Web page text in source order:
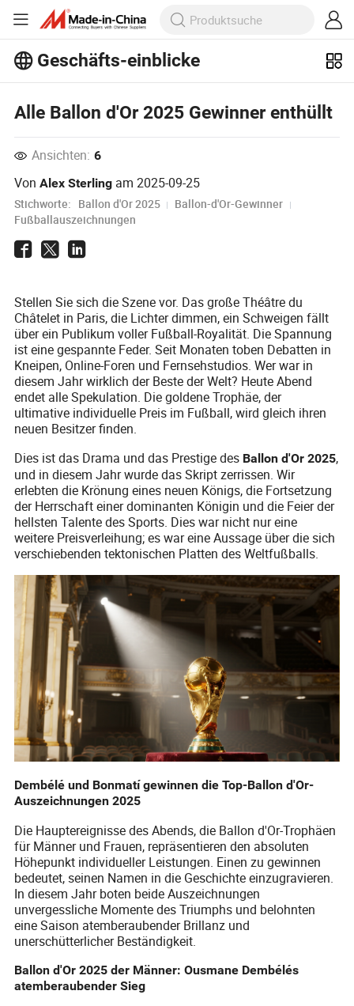
Geschäfts-einblicke
Alle Ballon d'Or 2025 Gewinner enthüllt
Ansichten: 6
VonAlex Sterling am2025-09-25
Stichworte: Ballon d'Or 2025
Ballon-d'Or-Gewinner
Fußballauszeichnungen
Stellen Sie sich die Szene vor. Das große Théâtre du
Châtelet in Paris, die Lichter dimmen, ein Schweigen fällt
über ein Publikum voller Fußball-Royalität. Die Spannung
ist eine gespannte Feder. Seit Monaten toben Debatten in
Kneipen, Online-Foren und Fernsehstudios. Wer war in
diesem Jahr wirklich der Beste der Welt? Heute Abend
endet alle Spekulation. Die goldene Trophäe, der
ultimative individuelle Preis im Fußball, wird gleich ihren
neuen Besitzer finden.
Dies ist das Drama und das Prestige des Ballon d'Or 2025,
und in diesem Jahr wurde das Skript zerrissen. Wir
erlebten die Krönung eines neuen Königs, die Fortsetzung
der Herrschaft einer dominanten Königin und die Feier der
hellsten Talente des Sports. Dies war nicht nur eine
weitere Preisverleihung; es war eine Aussage über die sich
verschiebenden tektonischen Platten des Weltfußballs.
Dembélé und Bonmatí gewinnen die Top-Ballon d'Or-
Auszeichnungen 2025
Die Hauptereignisse des Abends, die Ballon d'Or-Trophäen
für Männer und Frauen, repräsentieren den absoluten
Höhepunkt individueller Leistungen. Einen zu gewinnen
bedeutet, seinen Namen in die Geschichte einzugravieren.
In diesem Jahr boten beide Auszeichnungen
unvergessliche Momente des Triumphs und belohnten
eine Saison atemberaubender Brillanz und
unerschütterlicher Beständigkeit.
Ballon d'Or 2025 der Männer: Ousmane Dembélés
atemberaubender Sieg